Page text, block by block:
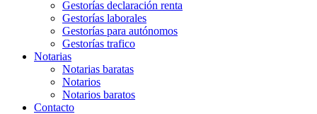
Gestorías declaración renta
Gestorías laborales
Gestorías para autónomos
Gestorías trafico
Notarias
Notarias baratas
Notarios
Notarios baratos
Contacto